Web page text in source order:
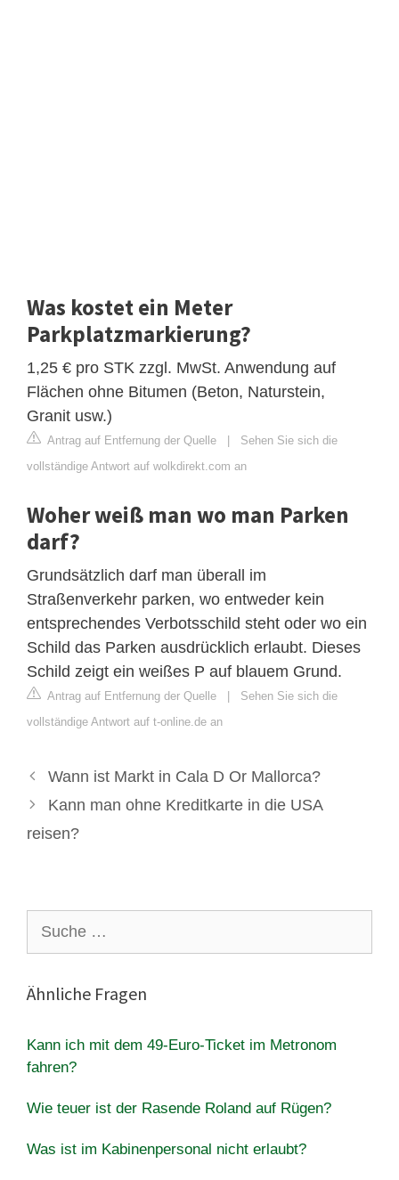
Was kostet ein Meter
Parkplatzmarkierung?
1,25 € pro STK zzgl. MwSt. Anwendung auf
Flächen ohne Bitumen (Beton, Naturstein,
Granit usw.)
Antrag auf Entfernung der Quelle | Sehen Sie sich die
vollständige Antwort auf wolkdirekt.com an
Woher weiß man wo man Parken
darf?
Grundsätzlich darf man überall im
Straßenverkehr parken, wo entweder kein
entsprechendes Verbotsschild steht oder wo ein
Schild das Parken ausdrücklich erlaubt. Dieses
Schild zeigt ein weißes P auf blauem Grund.
Antrag auf Entfernung der Quelle | Sehen Sie sich die
vollständige Antwort auf t-online.de an
Wann ist Markt in Cala D Or Mallorca?
Kann man ohne Kreditkarte in die USA
reisen?
nach:
Ähnliche Fragen
Kann ich mit dem 49-Euro-Ticket im Metronom
fahren?
Wie teuer ist der Rasende Roland auf Rügen?
Was ist im Kabinenpersonal nicht erlaubt?